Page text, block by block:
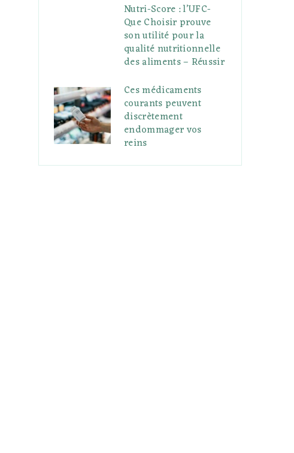
Nutri-Score : l’UFC-
Que Choisir prouve
son utilité pour la
qualité nutritionnelle
des aliments – Réussir
Ces médicaments
courants peuvent
discrètement
endommager vos
reins